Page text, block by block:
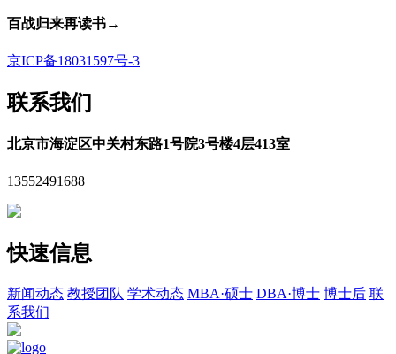
百战归来再读书→
京ICP备18031597号-3
联系我们
北京市海淀区中关村东路1号院3号楼4层413室
13552491688
快速信息
新闻动态 教授团队 学术动态 MBA·硕士 DBA·博士 博士后 联
系我们